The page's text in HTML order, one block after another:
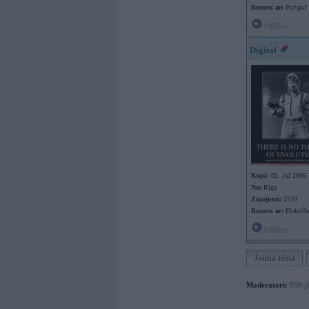
Braucu ar: Puf-puf
Digital
Kopš: 02. Jul 2005
No: Rīga
Ziņojumi: 3738
Braucu ar:
Jauna tēma
Moderatori: 968-